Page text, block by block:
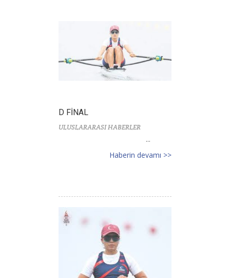
D FİNAL
ULUSLARARASI HABERLER
...
Haberin devamı >>